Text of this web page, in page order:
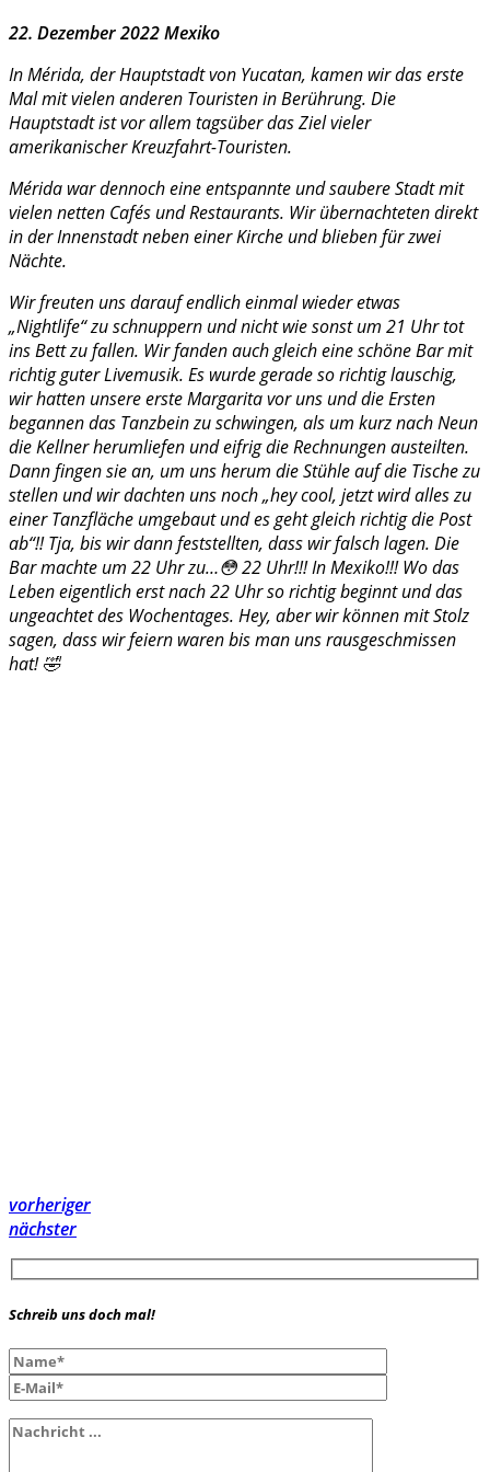
22. Dezember 2022Mexiko
In Mérida, der Hauptstadt von Yucatan, kamen wir das erste
Mal mit vielen anderen Touristen in Berührung. Die
Hauptstadt ist vor allem tagsüber das Ziel vieler
amerikanischer Kreuzfahrt-Touristen.
Mérida war dennoch eine entspannte und saubere Stadt mit
vielen netten Cafés und Restaurants. Wir übernachteten direkt
in der Innenstadt neben einer Kirche und blieben für zwei
Nächte.
Wir freuten uns darauf endlich einmal wieder etwas
„Nightlife“ zu schnuppern und nicht wie sonst um 21 Uhr tot
ins Bett zu fallen. Wir fanden auch gleich eine schöne Bar mit
richtig guter Livemusik. Es wurde gerade so richtig lauschig,
wir hatten unsere erste Margarita vor uns und die Ersten
begannen das Tanzbein zu schwingen, als um kurz nach Neun
die Kellner herumliefen und eifrig die Rechnungen austeilten.
Dann fingen sie an, um uns herum die Stühle auf die Tische zu
stellen und wir dachten uns noch „hey cool, jetzt wird alles zu
einer Tanzfläche umgebaut und es geht gleich richtig die Post
ab“!! Tja, bis wir dann feststellten, dass wir falsch lagen. Die
Bar machte um 22 Uhr zu…😳 22 Uhr!!! In Mexiko!!! Wo das
Leben eigentlich erst nach 22 Uhr so richtig beginnt und das
ungeachtet des Wochentages. Hey, aber wir können mit Stolz
sagen, dass wir feiern waren bis man uns rausgeschmissen
hat! 🤣
vorheriger
nächster
Schreib uns doch mal!